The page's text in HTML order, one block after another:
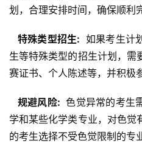
划，合理安排时间，确保顺利
  特殊类型招生:
如果考生计
生等特殊类型的招生计划，需
赛证书、个人陈述等，并积极
  规避风险:
色觉异常的考生
学和某些化学类专业，对色觉
的考生选择不受色觉限制的专